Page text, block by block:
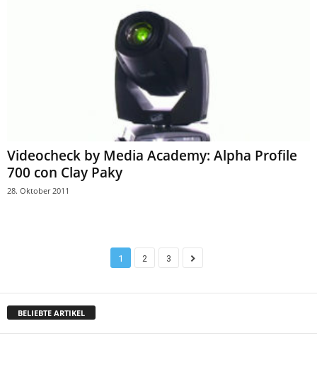
Videocheck by Media Academy: Alpha Profile
700 con Clay Paky
28. Oktober 2011
1 2 3
BELIEBTE ARTIKEL